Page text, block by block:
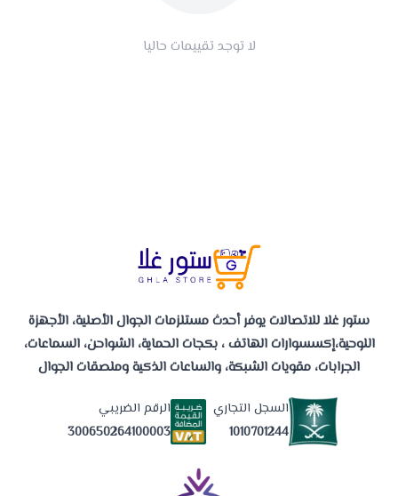
لا توجد تقييمات حاليا
ستور غلا للاتصالات يوفر أحدث مستلزمات الجوال الأصلية، الأجهزة
اللوحية،إكسسوارات الهاتف ، بكجات الحماية، الشواحن، السماعات،
الجرابات، مقويات الشبكة، والساعات الذكية وملصقات الجوال
السجل التجاري
1010701244
الرقم الضريبي
300650264100003